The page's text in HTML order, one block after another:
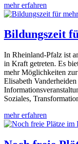
mehr erfahren
Bildungszeit
In Rheinland-Pfalz ist
in Kraft getreten. Es
mehr Möglichkeiten
Elisabeth
Soziales,
mehr erfahren